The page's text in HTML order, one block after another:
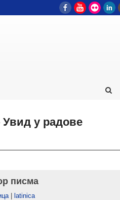
FacebookYouTube
Flickr
Увид у радове
писма
| latinica